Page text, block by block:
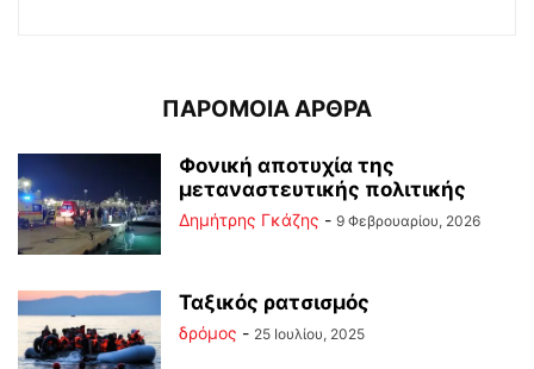
ΠΑΡΟΜΟΙΑ ΑΡΘΡΑ
Φονική αποτυχία της
μεταναστευτικής πολιτικής
Δημήτρης Γκάζης - 9 Φεβρουαρίου, 2026
Ταξικός ρατσισμός
δρόμος - 25 Ιουλίου, 2025